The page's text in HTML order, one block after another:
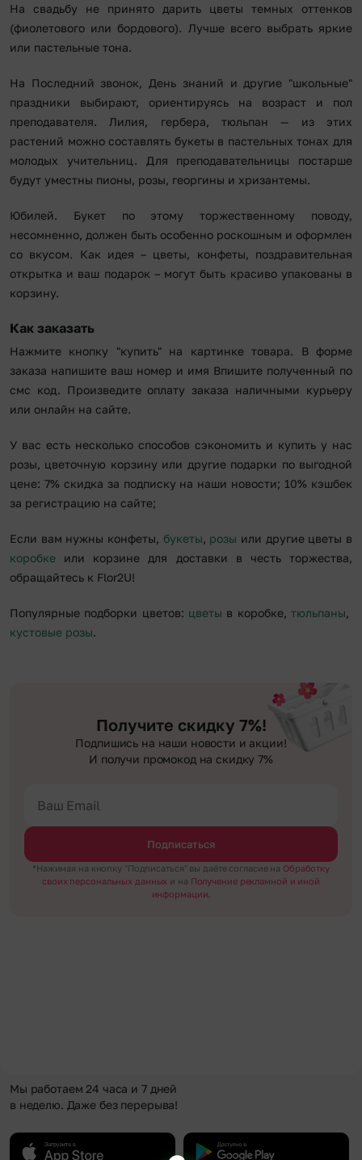
На свадьбу не принято дарить цветы темных оттенков
(фиолетового или бордового). Лучше всего выбрать яркие
или пастельные тона.
На Последний звонок, День знаний и другие "школьные"
праздники выбирают, ориентируясь на возраст и пол
преподавателя. Лилия, гербера, тюльпан — из этих
растений можно составлять букеты в пастельных тонах для
молодых учительниц. Для преподавательницы постарше
будут уместны пионы, розы, георгины и хризантемы.
Юбилей. Букет по этому торжественному поводу,
несомненно, должен быть особенно роскошным и оформлен
со вкусом. Как идея – цветы, конфеты, поздравительная
открытка и ваш подарок – могут быть красиво упакованы в
корзину.
Как заказать
Нажмите кнопку "купить" на картинке товара. В форме
заказа напишите ваш номер и имя Впишите полученный по
смс код. Произведите оплату заказа наличными курьеру
или онлайн на сайте.
У вас есть несколько способов сэкономить и купить у нас
розы, цветочную корзину или другие подарки по выгодной
цене: 7% скидка за подписку на наши новости; 10% кэшбек
за регистрацию на сайте;
Если вам нужны конфеты, букеты, розы или другие цветы в
коробке или корзине для доставки в честь торжества,
обращайтесь к Flor2U!
Популярные подборки цветов: цветы в коробке, тюльпаны,
кустовые розы.
Получите скидку 7%!
Подпишись на наши новости и акции!
И получи промокод на скидку 7%
Подписаться
*Нажимая на кнопку "Подписаться" вы даёте согласие на Обработку
своих персональных данных и на Получение рекламной и иной
информации.
Мы работаем 24 часа и 7 дней
в неделю. Даже без перерыва!